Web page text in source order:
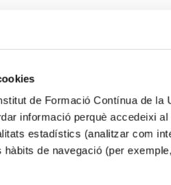
de Formació Contínua de
informació perquè accedeixi
estadístics (analitzar com
hàbits de navegació (per